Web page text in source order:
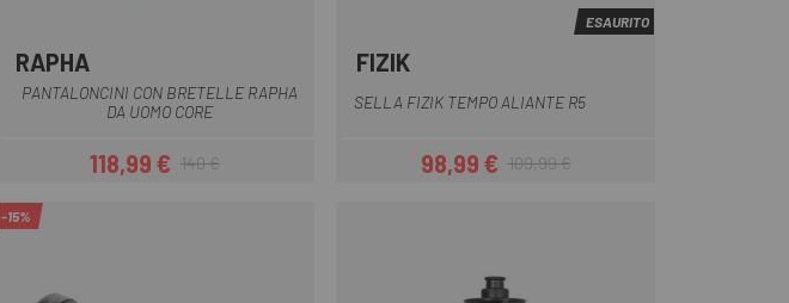
Azzurro
RAPHA
PANTALONCINI CON BRETELLE RAPHA
DA UOMO CORE
Prezzo
118,99 €Prezzo base
140 €
ESAURITO
FIZIK
SELLA FIZIK TEMPO ALIANTE R5
Prezzo
98,99 €Prezzo base
109,99 €
-15%